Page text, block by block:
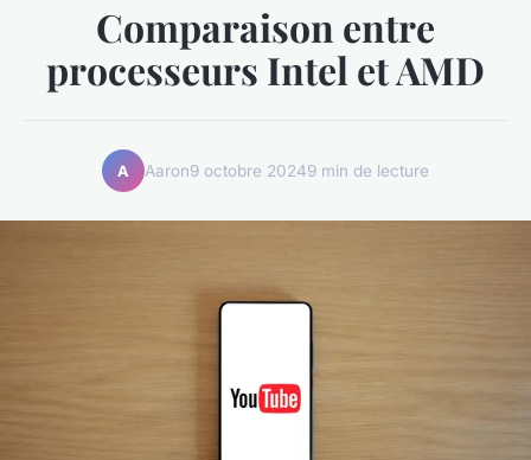
Comparaison entre
processeurs Intel et AMD
A Aaron9 octobre 20249 min de lecture